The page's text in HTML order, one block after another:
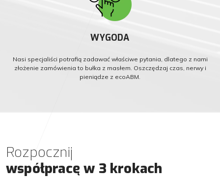
WYGODA
Nasi specjaliści potrafią zadawać właściwe pytania, dlatego z nami
złożenie zamówienia to bułka z masłem. Oszczędzaj czas, nerwy i
pieniądze z ecoABM.
Rozpocznij
współpracę w 3 krokach